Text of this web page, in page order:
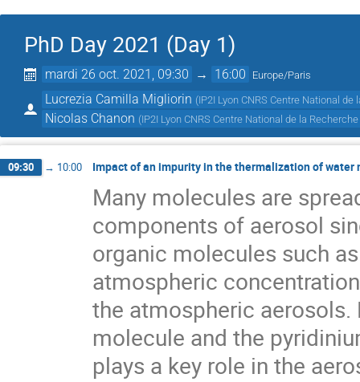
PhD Day 2021 (Day 1)
mardi 26 oct. 2021, 09:30 → 16:00 Europe/Paris
Lucrezia Camilla Migliorin (IP2I Lyon CNRS Centre National
Nicolas Chanon (IP2I Lyon CNRS Centre National de la
09:30 → 10:00 Impact of an impurity in the thermalization of water
Many molecules are
components of aerosol
organic molecules such
atmospheric
the atmospheric
molecule and the
plays a key role in the